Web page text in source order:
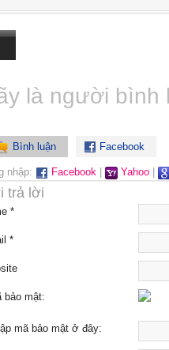
là người bình
Bình luận Facebook
nhập: Facebook Yahoo
trả lời
*
*
bảo mật:
mã bảo mật ở đây: